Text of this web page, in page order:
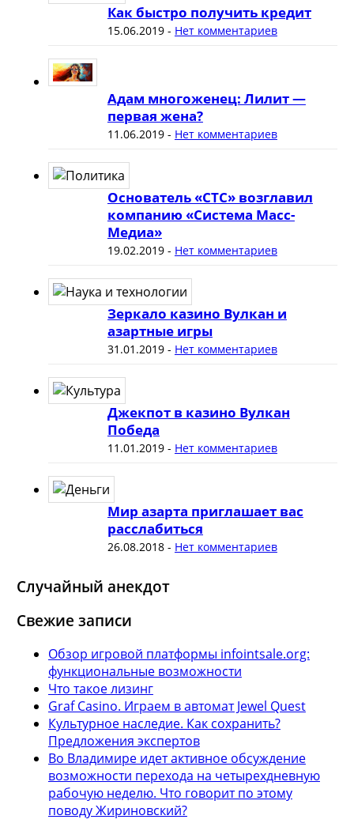
Как быстро получить кредит
15.06.2019- Нет комментариев
Адам многоженец: Лилит —
первая жена?
11.06.2019- Нет комментариев
Основатель «СТС» возглавил
компанию «Система Масс-
Медиа»
19.02.2019- Нет комментариев
Зеркало казино Вулкан и
азартные игры
31.01.2019- Нет комментариев
Джекпот в казино Вулкан
Победа
11.01.2019- Нет комментариев
Мир азарта приглашает вас
расслабиться
26.08.2018- Нет комментариев
Случайный анекдот
Свежие записи
Обзор игровой платформы infointsale.org:
функциональные возможности
Что такое лизинг
Graf Casino. Играем в автомат Jewel Quest
Культурное наследие. Как сохранить?
Предложения экспертов
Во Владимире идет активное обсуждение
возможности перехода на четырехдневную
рабочую неделю. Что говорит по этому
поводу Жириновский?